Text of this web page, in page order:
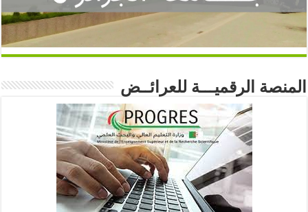
المنصة الرقميـــة للعرائــض